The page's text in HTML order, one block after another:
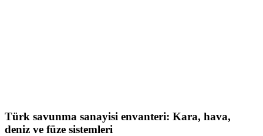
Türk savunma sanayisi envanteri: Kara, hava,
deniz ve füze sistemleri